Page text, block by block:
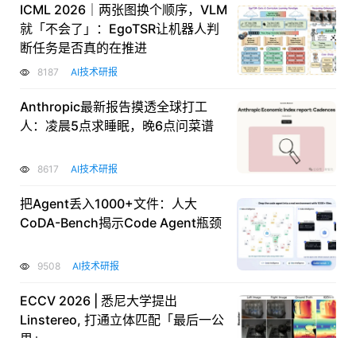
ICML 2026｜两张图换个顺序，VLM
就「不会了」：EgoTSR让机器人判
断任务是否真的在推进
8187 AI技术研报
Anthropic最新报告摸透全球打工
人：凌晨5点求睡眠，晚6点问菜谱
8617 AI技术研报
把Agent丢入1000+文件：人大
CoDA-Bench揭示Code Agent瓶颈
9508 AI技术研报
ECCV 2026 | 悉尼大学提出
Linstereo, 打通立体匹配「最后一公